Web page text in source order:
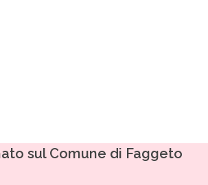
sul Comune di Faggeto